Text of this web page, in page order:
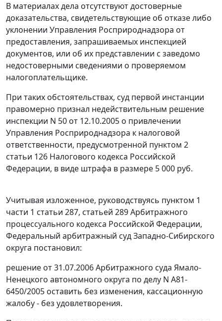
В материалах дела отсутствуют достоверные
доказательства, свидетельствующие об отказе либо
уклонении Управления Росприроднадзора от
предоставления, запрашиваемых инспекцией
документов, или об их представлении с заведомо
недостоверными сведениями о проверяемом
налогоплательщике.
При таких обстоятельствах, суд первой инстанции
правомерно признал недействительным решение
инспекции N 50 от 12.10.2005 о привлечении
Управления Росприроднадзора к налоговой
ответственности, предусмотренной пунктом 2
статьи 126 Налогового кодекса Российской
Федерации, в виде штрафа в размере 5 000 руб.
Учитывая изложенное, руководствуясь пунктом 1
части 1 статьи 287, статьей 289Арбитражного
процессуального кодекса Российской Федерации,
Федеральный арбитражный суд Западно-Сибирского
округа постановил:
решение от 31.07.2006 Арбитражного суда Ямало-
Ненецкого автономного округа по делу N А81-
6450/2005 оставить без изменения, кассационную
жалобу - без удовлетворения.